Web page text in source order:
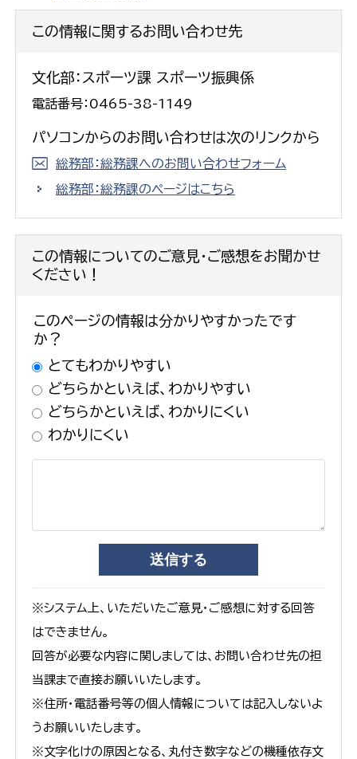
この情報に関するお問い合わせ先
文化部：スポーツ課 スポーツ振興係
電話番号：0465-38-1149
パソコンからのお問い合わせは次のリンクから
総務部：総務課へのお問い合わせフォーム
総務部：総務課のページはこちら
この情報についてのご意見・ご感想をお聞かせ
ください！
このページの情報は分かりやすかったです
か？
とてもわかりやすい
どちらかといえば、わかりやすい
どちらかといえば、わかりにくい
わかりにくい
※システム上、いただいたご意見・ご感想に対する回答
はできません。
回答が必要な内容に関しましては、お問い合わせ先の担
当課まで直接お願いいたします。
※住所・電話番号等の個人情報については記入しないよ
うお願いいたします。
※文字化けの原因となる、丸付き数字などの機種依存文